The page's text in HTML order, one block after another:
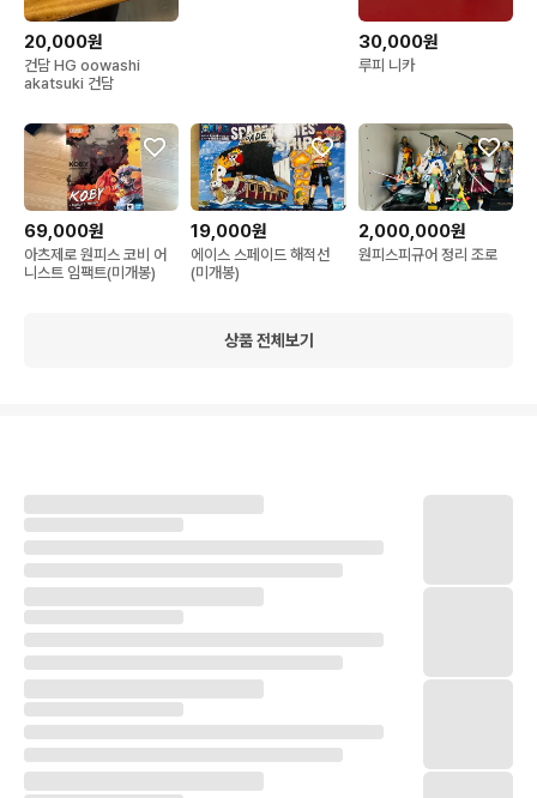
20,000원
건담 HG oowashi
akatsuki 건담
30,000원
루피 니카
69,000원
아츠제로 원피스 코비 어
니스트 임팩트(미개봉)
19,000원
에이스 스페이드 해적선
(미개봉)
2,000,000원
원피스피규어 정리 조로
상품 전체보기